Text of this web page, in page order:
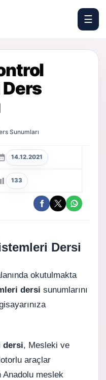
☰
Sunumları
14.12.2021
133
Dersi
okutulmakta
dersi sunumlarını
dersi, Mesleki ve
araçlar
Anadolu meslek